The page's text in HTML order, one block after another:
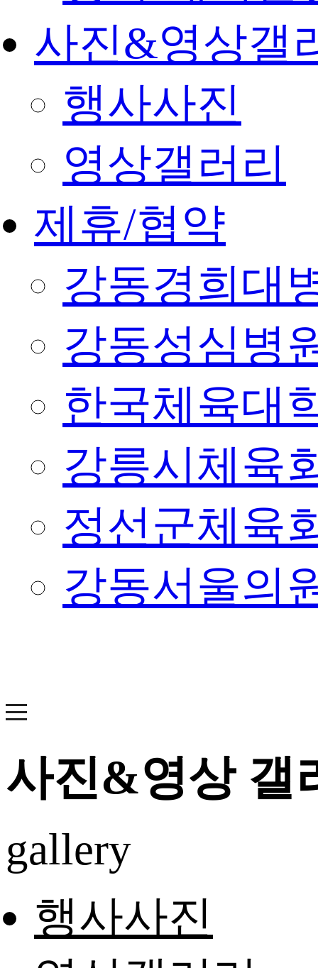
사진&영상갤
행사사진
영상갤러리
제휴/협약
강동경희대
강동성심병
한국체육대
강릉시체육
정선군체육
강동서울의
사진&영상 갤
gallery
행사사진